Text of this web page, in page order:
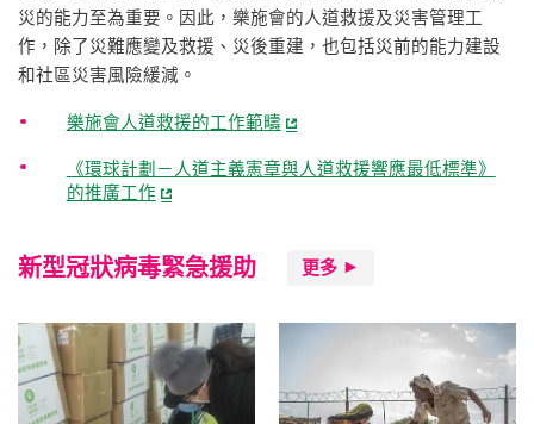
災的能力至為重要。因此，樂施會的人道救援及災害管理工
作，除了災難應變及救援、災後重建，也包括災前的能力建設
和社區災害風險緩減。
樂施會人道救援的工作範疇
《環球計劃－人道主義憲章與人道救援響應最低標準》
的推廣工作
新型冠狀病毒緊急援助 更多